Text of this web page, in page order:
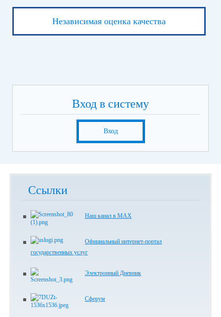
Независимая оценка качества
Вход в систему
Вход
Ссылки
Наш канал в МАХ
Официальный интернет-портал
государственных услуг
Электронный Дневник
Сферум